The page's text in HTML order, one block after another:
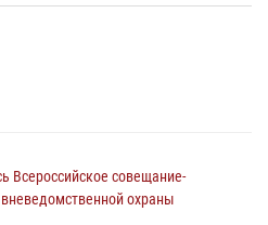
Всероссийское совещание-
охраны